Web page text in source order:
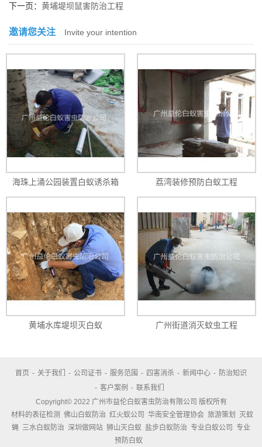
下一页： 黄埔堤坝鼠害防治工程
邀请您关注 Invite your intention
海珠上涌公园装置白蚁诱杀箱 荔湾装修预防白蚁工程
黄埔水库堤坝灭白蚁 广州街道消灭蚊虫工程
首页 - 关于我们 - 公司证书 - 服务范围 - 四害消杀 - 新闻中心 - 防治知识
- 客户案例 - 联系我们
Copyright© 2022 广州市益伦白蚁害虫防治有限公司 版权所有
材料的表征检测 佛山白蚁防治 红火蚁公司 华南安全管理协会 旅游策划
灭蚊
蝇 三水白蚁防治 深圳做网站 狮山灭白蚁 盐步白蚁防治 专业白蚁公司 专业
预防白蚁